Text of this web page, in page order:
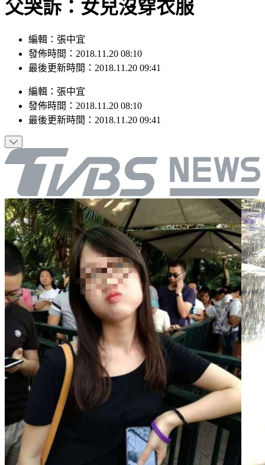
父哭訴：女兒沒穿衣服
編輯：張中宜
發佈時間：2018.11.20 08:10
編輯：張中宜
發佈時間：2018.11.20 08:10